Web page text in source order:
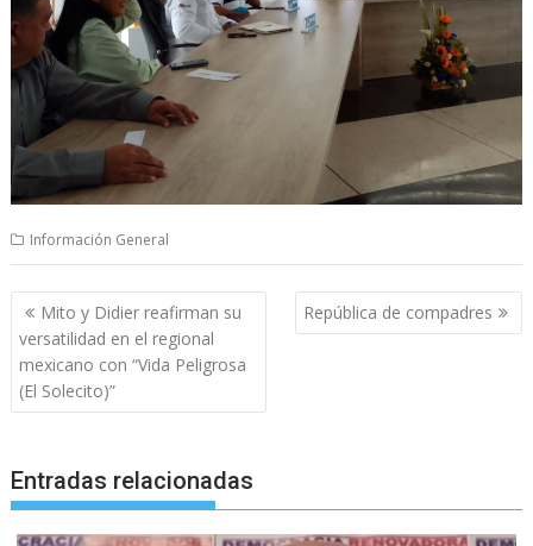
Información General
Navegación
de
entradas
Mito y Didier reafirman su
versatilidad en el regional
mexicano con “Vida Peligrosa
(El Solecito)”
República de compadres
Entradas relacionadas